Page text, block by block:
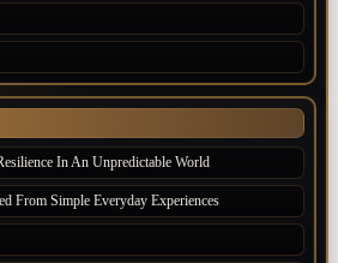
In An Unpredictable World
From Simple Everyday Experiences